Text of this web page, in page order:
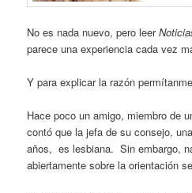
No es nada nuevo, pero leer
parece una experiencia cada vez
Y para explicar la razón
Hace poco un amigo, miembro de
contó que la jefa de su consejo,
años, es lesbiana. Sin embargo,
abiertamente sobre la orientación